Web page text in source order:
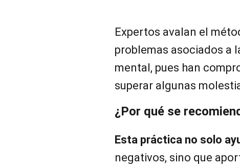
Expertos avalan el
problemas asociados a
mental, pues han
superar algunas
¿Por qué se
Esta práctica no solo
negativos, sino que